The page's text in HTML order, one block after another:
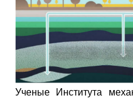
Ученые Института